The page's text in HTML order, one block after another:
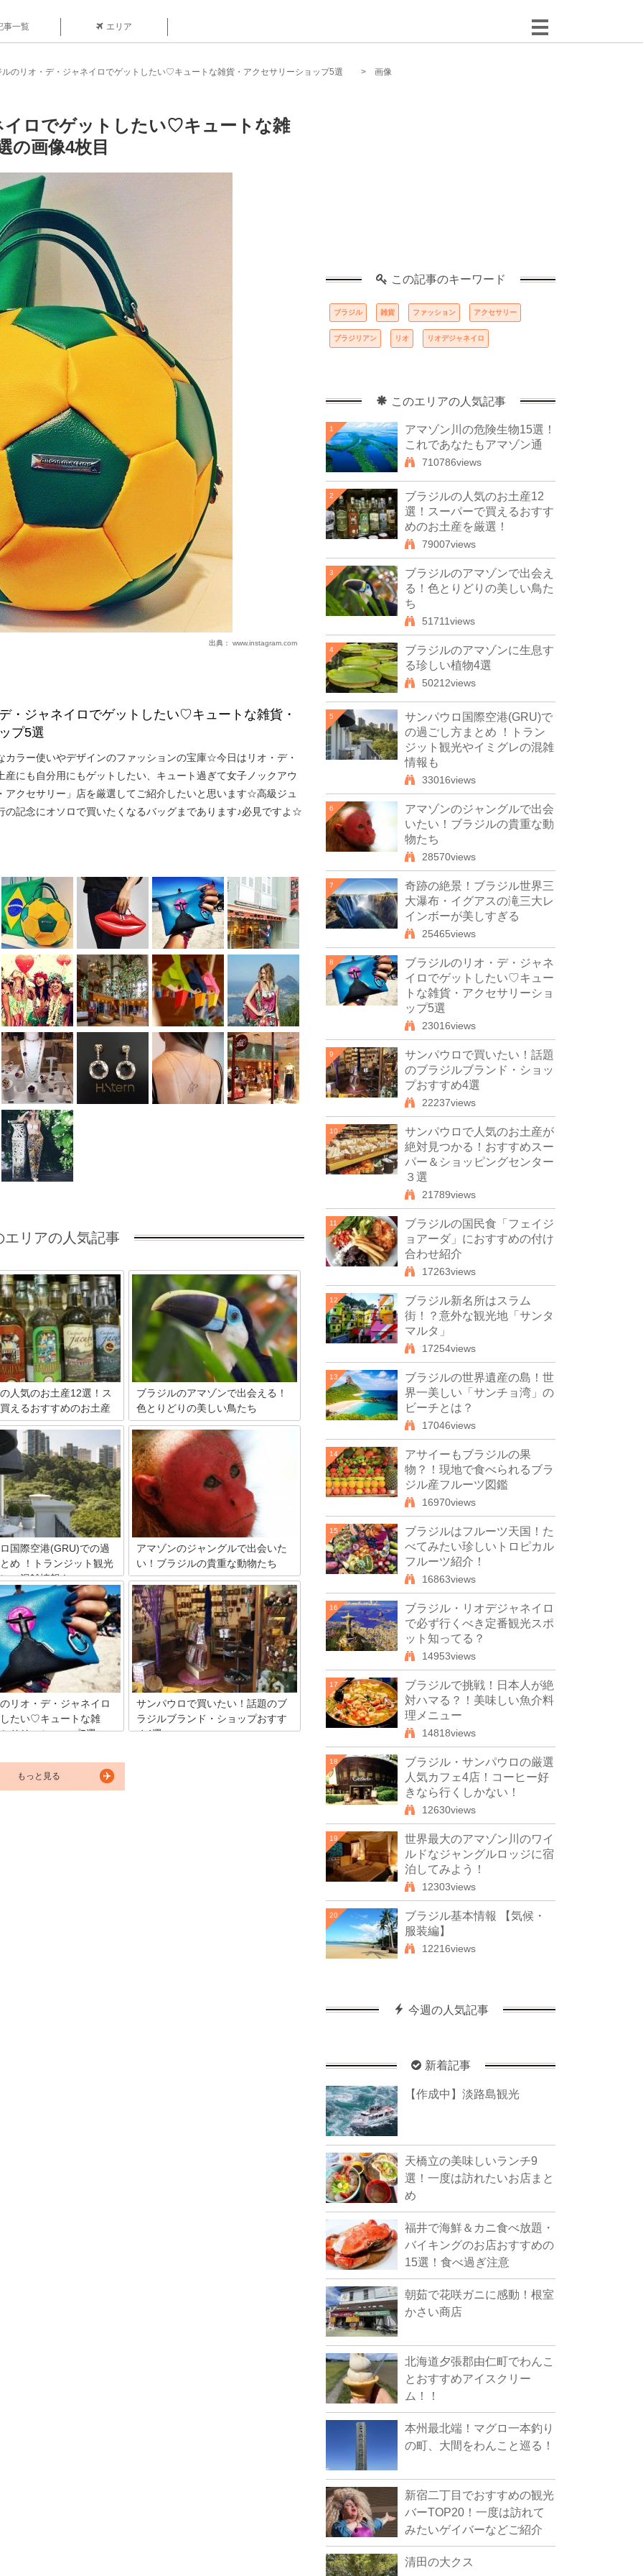
事一覧 エリア
ルのリオ・デ・ジャネイロでゲットしたい♡キュートな雑貨・アクセサリーショップ5選 画像
ロでゲットしたい♡キュートな雑
の画像4枚目
出典： www.instagram.com
・ジャネイロでゲットしたい♡キュートな雑貨・
プ5選
カラー使いやデザインのファッションの宝庫☆今日はリオ・デ・
産にも自分用にもゲットしたい、キュート過ぎて女子ノックアウ
アクセサリー」店を厳選してご紹介したいと思います☆高級ジュ
の記念にオソロで買いたくなるバッグまであります♪必見ですよ☆
エリアの人気記事
人気のお土産12選！ス
えるおすすめのお土産
の国ブラジル。リオのカー
グアスの滝やコパカバーナビ
も有名な人気の旅行先です。
なブラジルのスーパーで手に
め土産をご紹介します。お土
らその土地らしいものを選び
現地のスーパーはその点でう
す！お土産選びのご参考にど
ブラジルのアマゾンで出会える！
色とりどりの美しい鳥たち
野生種の宝庫といわれるブラジルのアマ
ゾン。熱帯雨林に生息している動物とい
うと、思い出されるのが色とりどりの美
しい鳥ではないでしょうか。とってもカ
ラフルで、見ていて楽しくなる彼らの
姿。そんな鳥たちの中から、特にアマゾ
ンで出会いたい鳥を紹介します！
国際空港(GRU)での過
め ！トランジット観光
の混雑情報も
国際空港を紹介します。トラ
報や観光情報をはじめ、市内
セスやターミナル内のラウン
プ、レストラン情報を満載。
雑状況や近くのおすすめホ
ンパウロ国際空港の過ごし
ました。
アマゾンのジャングルで出会いた
い！ブラジルの貴重な動物たち
ブラジルに広がるアマゾンのジャングル
は、野生生物の宝庫！日本では見られな
い貴重な動植物が生息しています。大自
然の中で生きる彼らの姿は雄大で、何と
もいえない感慨が湧き上がってきます。
そこで、アマゾンを訪れた際にぜひにも
出会いたい野生生物を紹介しましょう。
リオ・デ・ジャネイロ
たい♡キュートな雑
サリーショップ5選
ァッションの宝庫☆今日はリ
ャネイロにある、お土産にも
ゲットしたい、キュート過ぎ
サンパウロで買いたい！話題のブ
ラジルブランド・ショップおすす
め4選
もっと見る
この記事のキーワード
ブラジル 雑貨 ファッション アクセサリー
ブラジリアン リオ リオデジャネイロ
このエリアの人気記事
1
アマゾン川の危険生物15選！
これであなたもアマゾン通
710786views
2
ブラジルの人気のお土産12
選！スーパーで買えるおすす
めのお土産を厳選！
79007views
3
ブラジルのアマゾンで出会え
る！色とりどりの美しい鳥た
ち
51711views
4
ブラジルのアマゾンに生息す
る珍しい植物4選
50212views
5
サンパウロ国際空港(GRU)で
の過ごし方まとめ ！トラン
ジット観光やイミグレの混雑
情報も
33016views
6
アマゾンのジャングルで出会
いたい！ブラジルの貴重な動
物たち
28570views
7
奇跡の絶景！ブラジル世界三
大瀑布・イグアスの滝三大レ
インボーが美しすぎる
25465views
8
ブラジルのリオ・デ・ジャネ
イロでゲットしたい♡キュー
トな雑貨・アクセサリーショ
ップ5選
23016views
9
サンパウロで買いたい！話題
のブラジルブランド・ショッ
プおすすめ4選
22237views
10
サンパウロで人気のお土産が
絶対見つかる！おすすめスー
パー＆ショッピングセンター
３選
21789views
11
ブラジルの国民食「フェイジ
ョアーダ」におすすめの付け
合わせ紹介
17263views
12
ブラジル新名所はスラム
街！？意外な観光地「サンタ
マルタ」
17254views
13
ブラジルの世界遺産の島！世
界一美しい「サンチョ湾」の
ビーチとは？
17046views
14
アサイーもブラジルの果
物？！現地で食べられるブラ
ジル産フルーツ図鑑
16970views
15
ブラジルはフルーツ天国！た
べてみたい珍しいトロピカル
フルーツ紹介！
16863views
16
ブラジル・リオデジャネイロ
で必ず行くべき定番観光スポ
ット知ってる？
14953views
17
ブラジルで挑戦！日本人が絶
対ハマる？！美味しい魚介料
理メニュー
14818views
18
ブラジル・サンパウロの厳選
人気カフェ4店！コーヒー好
きなら行くしかない！
12630views
19
世界最大のアマゾン川のワイ
ルドなジャングルロッジに宿
泊してみよう！
12303views
20
ブラジル基本情報 【気候・
服装編】
12216views
今週の人気記事
新着記事
【作成中】淡路島観光
天橋立の美味しいランチ9
選！一度は訪れたいお店まと
め
福井で海鮮＆カニ食べ放題・
バイキングのお店おすすめの
15選！食べ過ぎ注意
朝茹で花咲ガニに感動！根室
かさい商店
北海道夕張郡由仁町でわんこ
とおすすめアイスクリー
ム！！
本州最北端！マグロ一本釣り
の町、大間をわんこと巡る！
新宿二丁目でおすすめの観光
バーTOP20！一度は訪れて
みたいゲイバーなどご紹介
清田の大クス